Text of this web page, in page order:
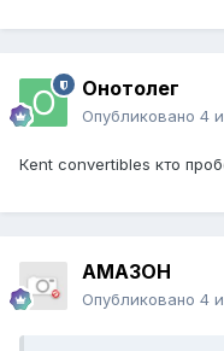
Онотолег
Опубликовано 4
Кent convertibles кто
AMA3OH
Опубликовано 4